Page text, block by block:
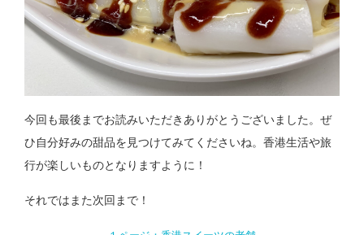
今回も最後までお読みいただきありがとうございました。ぜ
ひ自分好みの甜品を見つけてみてくださいね。香港生活や旅
行が楽しいものとなりますように！
それではまた次回まで！